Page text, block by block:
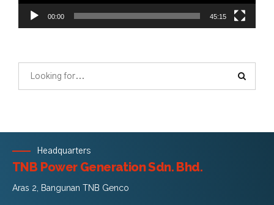
00:00 45:15
Headquarters
TNB Power Generation Sdn. Bhd.
Aras 2, Bangunan TNB Genco